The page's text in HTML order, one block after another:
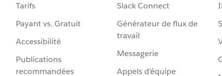
Tarifs
Payant vs. Gratuit
Accessibilité
Publications
recommandées
Slack Connect
Générateur de flux de
travail
Messagerie
Appels d’équipe